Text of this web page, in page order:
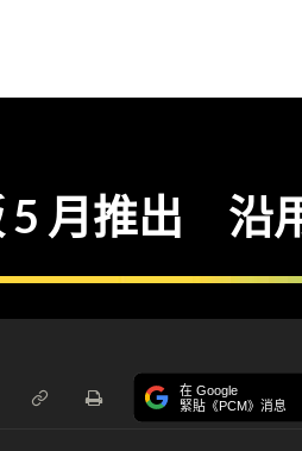
5 月推出 沿
在 Google
緊貼《PCM》消息